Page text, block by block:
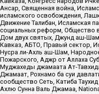
Ансар, Священная война,
исламского освобождения,
Движение Талибан, Исламская
социальных реформ, Общество
Дом двух святых, Джунд аш-
Кавказ, АБТО, Правый сектор,
Нусра ли-Ахль аш-Шам,
Пожарского, Аджр от Аллаха
Муджахеды джамаата Ат-
Джамаат, Рохнамо ба суи
сообщество Сеть, Катиба
Ахлю Сунна Валь Джамаа,